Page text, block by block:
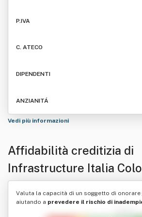
P.IVA
C. ATECO
DIPENDENTI
ANZIANITÁ
Vedi più informazioni
Affidabilità creditizia di
Infrastructure Italia
Valuta la capacità di un soggetto di onorare
aiutando a prevedere il rischio di